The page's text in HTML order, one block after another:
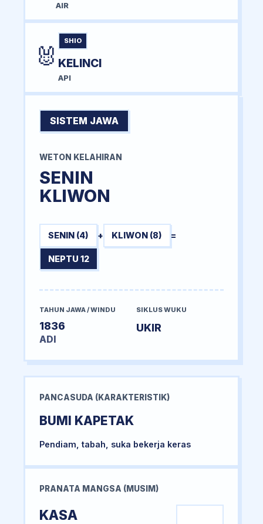
AIR
🐰
SHIO
KELINCI
API
SISTEM JAWA
WETON KELAHIRAN
SENIN
KLIWON
SENIN (4) + KLIWON (8) =
NEPTU 12
TAHUN JAWA / WINDU
1836
ADI
SIKLUS WUKU
UKIR
PANCASUDA (KARAKTERISTIK)
BUMI KAPETAK
Pendiam, tabah, suka bekerja keras
PRANATA MANGSA (MUSIM)
KASA